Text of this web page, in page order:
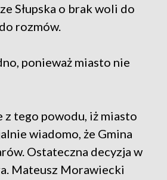
Słupska o brak woli do
rozmów.
ponieważ miasto nie
tego powodu, iż miasto
wiadomo, że Gmina
Ostateczna decyzja w
Mateusz Morawiecki